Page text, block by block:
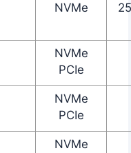
NVMe
NVMe
PCIe
NVMe
PCIe
NVMe